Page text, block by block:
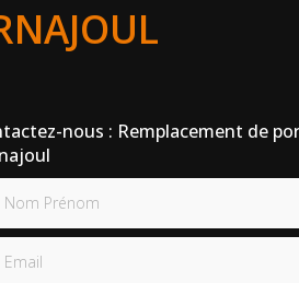
nous : Remplacement de
Prénom